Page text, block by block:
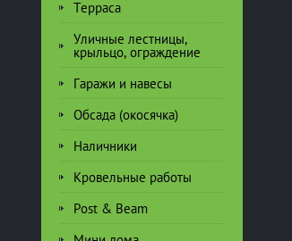
Терраса
Уличные лестницы,
крыльцо, ограждение
Гаражи и навесы
Обсада (окосячка)
Наличники
Кровельные работы
Post & Beam